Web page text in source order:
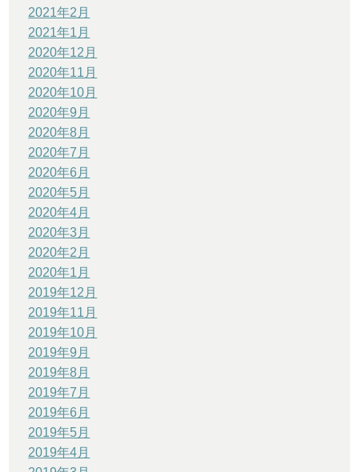
2021年2月
2021年1月
2020年12月
2020年11月
2020年10月
2020年9月
2020年8月
2020年7月
2020年6月
2020年5月
2020年4月
2020年3月
2020年2月
2020年1月
2019年12月
2019年11月
2019年10月
2019年9月
2019年8月
2019年7月
2019年6月
2019年5月
2019年4月